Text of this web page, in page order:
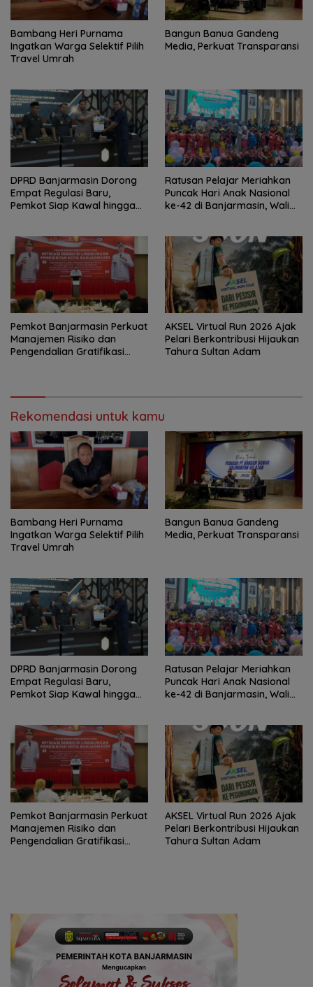
Bambang Heri Purnama
Ingatkan Warga Selektif Pilih
Travel Umrah
Bangun Banua Gandeng
Media, Perkuat Transparansi
DPRD Banjarmasin Dorong
Empat Regulasi Baru,
Pemkot Siap Kawal hingga
Ratusan Pelajar Meriahkan
Puncak Hari Anak Nasional
ke-42 di Banjarmasin, Wali
Pemkot Banjarmasin Perkuat
Manajemen Risiko dan
Pengendalian Gratifikasi
AKSEL Virtual Run 2026 Ajak
Pelari Berkontribusi Hijaukan
Tahura Sultan Adam
Rekomendasi untuk kamu
Bambang Heri Purnama
Ingatkan Warga Selektif Pilih
Travel Umrah
Bangun Banua Gandeng
Media, Perkuat Transparansi
DPRD Banjarmasin Dorong
Empat Regulasi Baru,
Pemkot Siap Kawal hingga
Ratusan Pelajar Meriahkan
Puncak Hari Anak Nasional
ke-42 di Banjarmasin, Wali
Pemkot Banjarmasin Perkuat
Manajemen Risiko dan
Pengendalian Gratifikasi
AKSEL Virtual Run 2026 Ajak
Pelari Berkontribusi Hijaukan
Tahura Sultan Adam